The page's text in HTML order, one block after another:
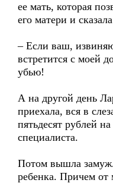
ее мать, которая
его матери и
– Если ваш,
встретится с моей
убью!
А на другой день
приехала, вся в
пятьдесят рублей
специалиста.
Потом вышла
ребенка. Причем